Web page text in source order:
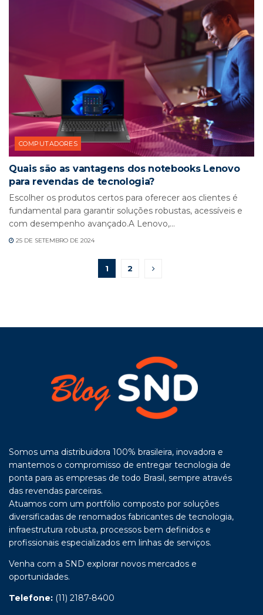
COMPUTADORES
Quais são as vantagens dos notebooks Lenovo
para revendas de tecnologia?
Escolher os produtos certos para oferecer aos clientes é
fundamental para garantir soluções robustas, acessíveis e
com desempenho avançado.A Lenovo,...
25 DE SETEMBRO DE 2024
1 2
Somos uma distribuidora 100% brasileira, inovadora e
mantemos o compromisso de entregar tecnologia de
ponta para as empresas de todo Brasil, sempre através
das revendas parceiras.
Atuamos com um portfólio composto por soluções
diversificadas de renomados fabricantes de tecnologia,
infraestrutura robusta, processos bem definidos e
profissionais especializados em linhas de serviços.
Venha com a SND explorar novos mercados e
oportunidades.
Telefone: (11) 2187-8400